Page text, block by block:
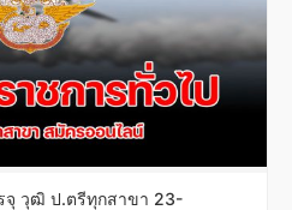
จุ วุฒิ ป.ตรีทุกสาขา 23-